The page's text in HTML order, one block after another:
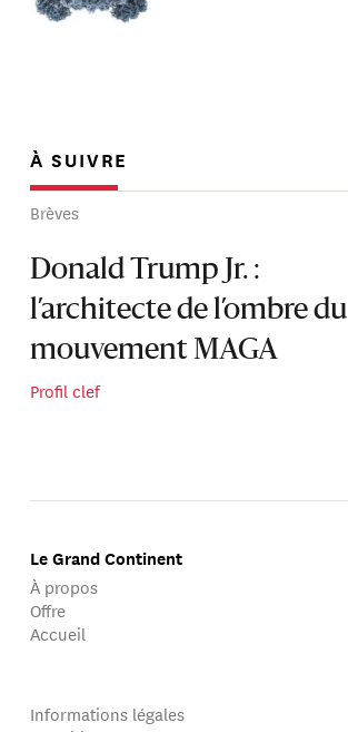
À SUIVRE
Brèves
Donald Trump Jr. :
l’architecte de l’ombre du
mouvement MAGA
Profil clef
Le Grand Continent
À propos
Offre
Accueil
Informations légales